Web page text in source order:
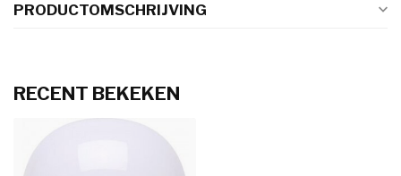
PRODUCTOMSCHRIJVING
RECENT BEKEKEN